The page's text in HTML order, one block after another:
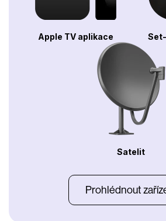
Apple TV aplikace
Satelit
Prohlédnout